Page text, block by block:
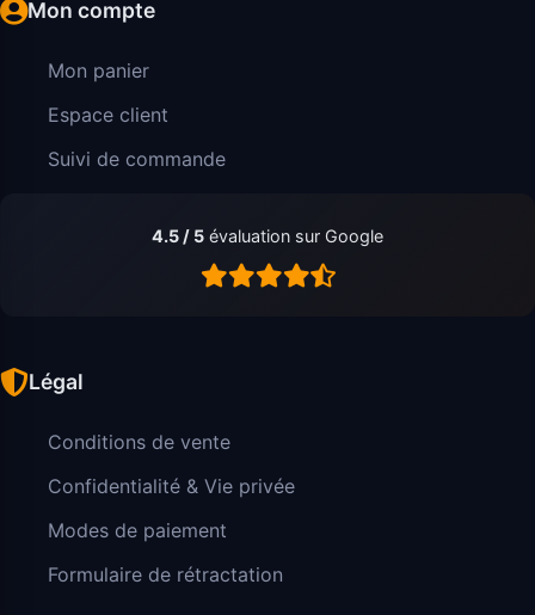
Mon compte
Mon panier
Espace client
Suivi de commande
4.5 / 5 évaluation sur Google
Légal
Conditions de vente
Confidentialité & Vie privée
Modes de paiement
Formulaire de rétractation